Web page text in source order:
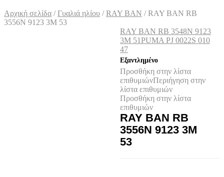
Αρχική σελίδα /Γυαλιά ηλίου /RAY BAN /RAY BAN RB
3556N 9123 3M 53
RAY BAN RB
3556N 9123 3M
53
RAY BAN RB 3548N 9123
3M 51PUMA PJ 0022S 010
47
Εξαντλημένο
Προσθήκη στην λίστα
επιθυμιώνΠεριήγηση στην
λίστα επιθυμιών
Προσθήκη στην λίστα
επιθυμιών